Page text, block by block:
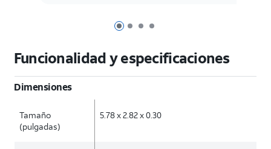
Página 1 de 4
Página 2 de 4
Página 3 de 4
Página 4 de 4
Funcionalidad y especificaciones
Dimensiones
Tamaño
(pulgadas)
5.78 x 2.82 x 0.30